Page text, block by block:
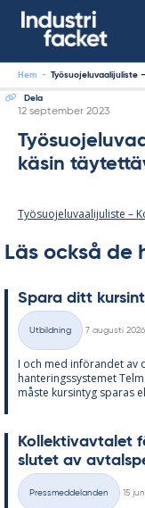
Hem - Työsuojeluvaalijuliste
Dela
Skriven
12 september 2023
käsin
Työsuojeluvaalijuliste –
Läs också de
Spa­ra ditt
Kategorier
Utbildning
7 augusti 2026
I och med in­fö­ran­det av
han­te­rings­sy­ste­met
mås­te kursin­tyg spa­ras
Kol­lek­tivav­ta­let
slu­tet av
Kategorier
Pressmeddelanden
15